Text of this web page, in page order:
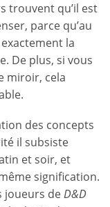
trouvent qu’il est
parce qu’au
la
De plus, si vous
miroir, cela
des concepts
il subsiste
et soir, et
signification.
joueurs deD&D